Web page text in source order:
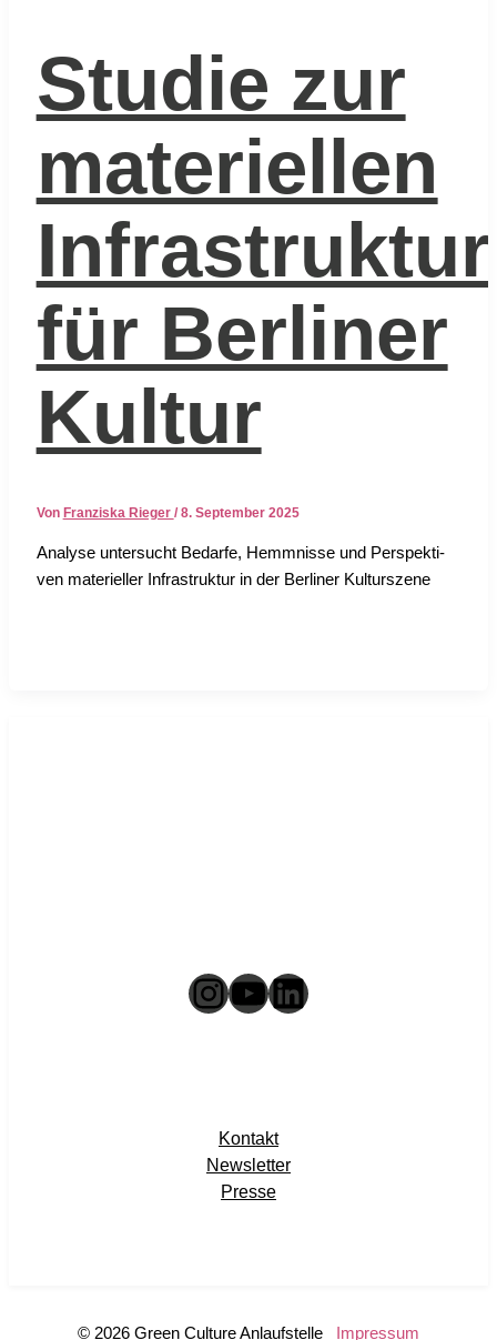
Studie zur
materiellen
Infrastruktur
für Berliner
Kultur
Von Franziska Rieger / 8. September 2025
Ana­ly­se unter­sucht Bedar­fe, Hemm­nis­se und Per­spek­ti­
ven mate­ri­el­ler Infra­struk­tur in der Ber­li­ner Kul­tur­sze­ne
Instagram
YouTube
LinkedIn
Kontakt
Newsletter
Presse
© 2026 Green Culture Anlaufstelle Impressum